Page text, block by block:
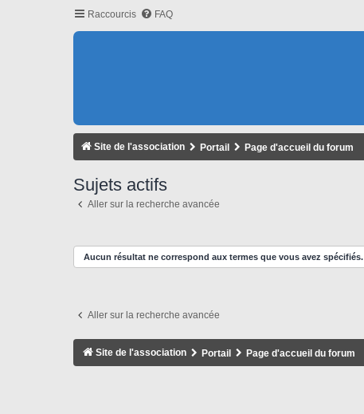
Raccourcis FAQ
Site de l'association Portail Page d'accueil du forum
Sujets actifs
Aller sur la recherche avancée
Aucun résultat ne correspond aux termes que vous avez spécifiés.
Aller sur la recherche avancée
Site de l'association Portail Page d'accueil du forum